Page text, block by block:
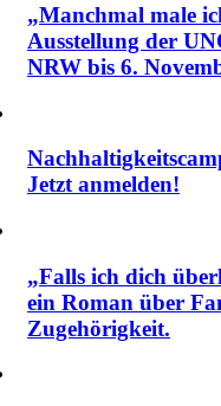
„Manchmal male
Ausstellung der
NRW bis 6.
Jetzt anmelden!
„Falls ich dich
ein Roman über
Zugehörigkeit.